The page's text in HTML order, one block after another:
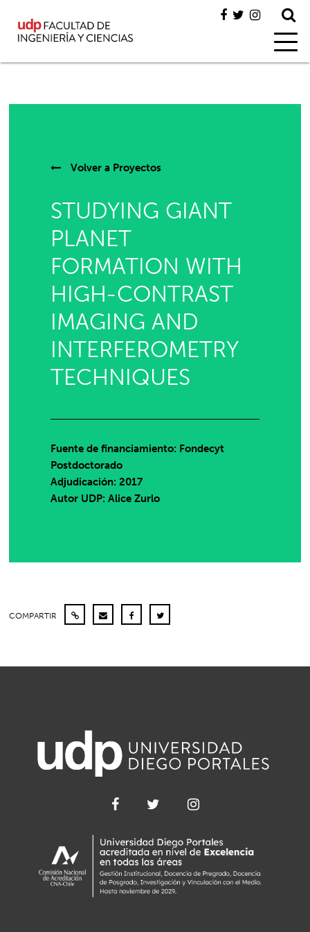
Volver a Proyectos
STUDYING GIANT
PLANET
FORMATION WITH
HIGH-CONTRAST
IMAGING AND
INTERFEROMETRY
TECHNIQUES
Fuente de financiamiento: Fondecyt
Postdoctorado
Adjudicación: 2017
Autor UDP:Alice Zurlo
COMPARTIR